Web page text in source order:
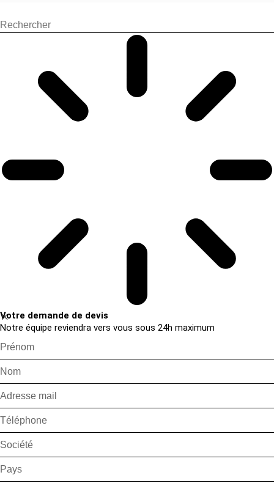
Votre demande de devis
Notre équipe reviendra vers vous sous 24h maximum